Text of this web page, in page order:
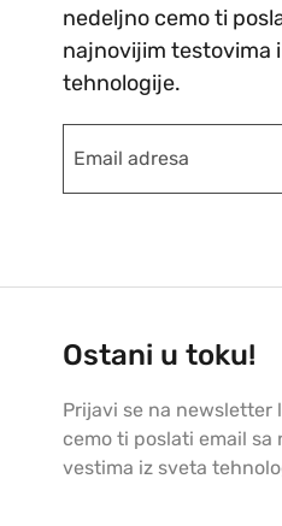
nedeljno cemo ti
najnovijim testovima
tehnologije.
Ostani u toku!
Prijavi se na
cemo ti poslati email
vestima iz sveta